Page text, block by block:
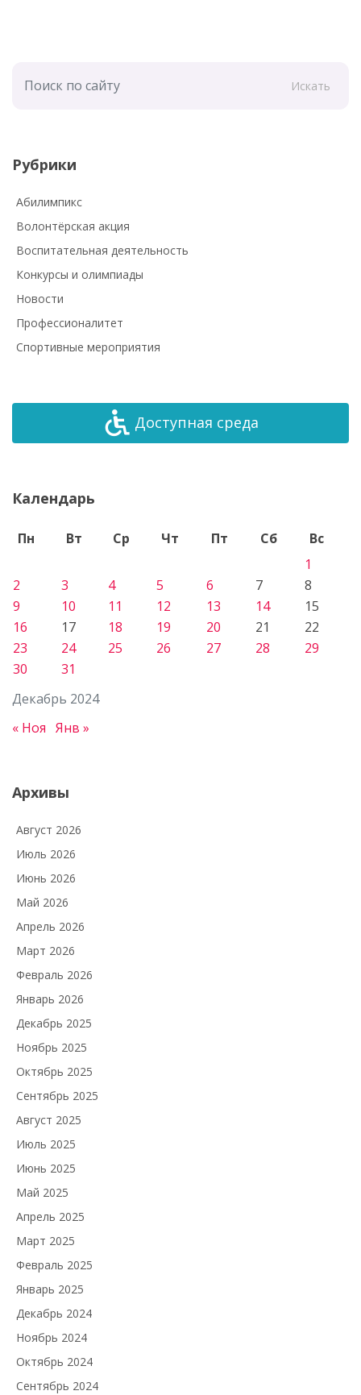
Искать
Рубрики
Абилимпикс
Волонтёрская акция
Воспитательная деятельность
Конкурсы и олимпиады
Новости
Профессионалитет
Спортивные мероприятия
Доступная среда
Календарь
Декабрь 2024
Пн Вт Ср Чт Пт Сб
Вс
1
2
3 4 5 6 7
8
9
10 11 12 13 14
15
16
17 18 19 20 21
22
23
24 25 26 27 28
29
30
31
« Ноя Янв »
Архивы
Август 2026
Июль 2026
Июнь 2026
Май 2026
Апрель 2026
Март 2026
Февраль 2026
Январь 2026
Декабрь 2025
Ноябрь 2025
Октябрь 2025
Сентябрь 2025
Август 2025
Июль 2025
Июнь 2025
Май 2025
Апрель 2025
Март 2025
Февраль 2025
Январь 2025
Декабрь 2024
Ноябрь 2024
Октябрь 2024
Сентябрь 2024